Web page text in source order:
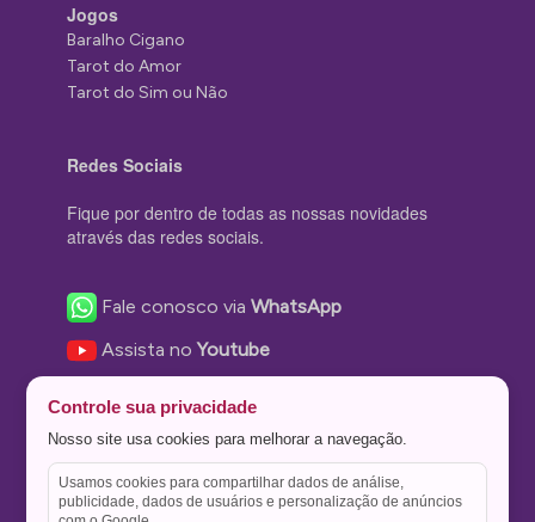
Jogos
Baralho Cigano
Tarot do Amor
Tarot do Sim ou Não
Redes Sociais
Fique por dentro de todas as nossas novidades
através das redes sociais.
Fale conosco viaWhatsApp
Assista noYoutube
Nos siga no Instagram
Nos siga noTwitter
Controle sua privacidade
Nosso site usa cookies para melhorar a navegação.
Usamos cookies para compartilhar dados de análise,
publicidade, dados de usuários e personalização de anúncios